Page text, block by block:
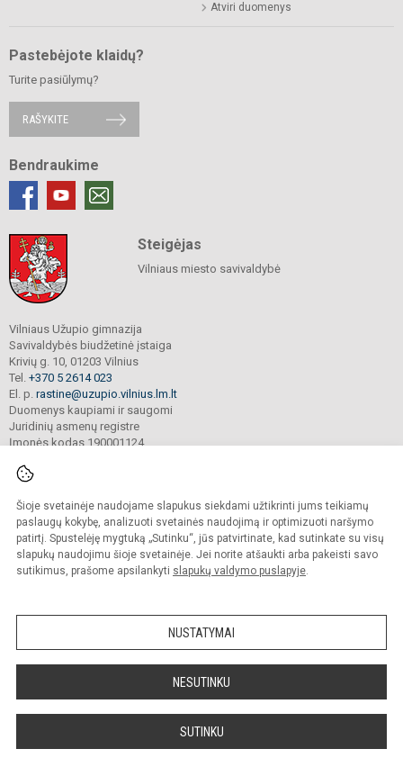
Šioje svetainėje naudojame slapukus siekdami užtikrinti jums teikiamų
paslaugų kokybę, analizuoti svetainės naudojimą ir optimizuoti naršymo
patirtį. Spustelėję mygtuką „Sutinku“, jūs patvirtinate, kad sutinkate su visų
slapukų naudojimu šioje svetainėje. Jei norite atšaukti arba pakeisti savo
sutikimus, prašome apsilankyti slapukų valdymo puslapyje.
NUSTATYMAI
NESUTINKU
SUTINKU
Atviri duomenys
Pastebėjote klaidų?
Turite pasiūlymų?
RAŠYKITE
Bendraukime
Steigėjas
Vilniaus miesto savivaldybė
Vilniaus Užupio gimnazija
Savivaldybės biudžetinė įstaiga
Krivių g. 10, 01203 Vilnius
Tel. +370 5 2614 023
El. p. rastine@uzupio.vilnius.lm.lt
Duomenys kaupiami ir saugomi
Juridinių asmenų registre
Įmonės kodas 190001124
© 2025. Vilniaus Užupio gimnazija. Visos teisės saugomos.
Kopijuoti turinį be raštiško įstaigos administracijos sutikimo griežtai draudžiama.
Prieinamumo paraiška Slapukų valdymas
Sumanus būdas atnaujinti